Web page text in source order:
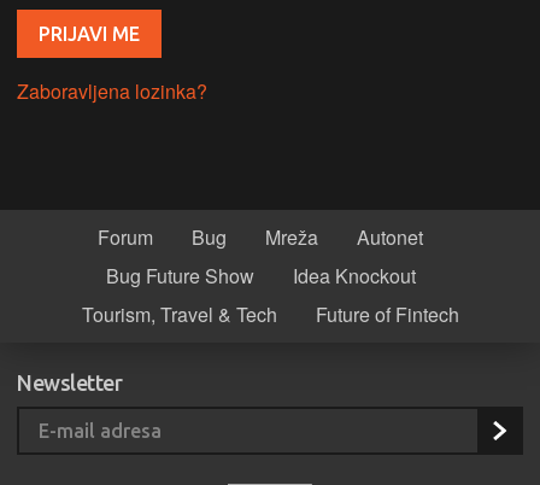
Zaboravljena lozinka?
Forum Bug Mreža
Autonet
Bug Future Show
Idea Knockout
Tourism, Travel & Tech
Future of Fintech
Newsletter